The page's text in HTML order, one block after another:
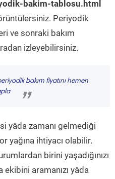
bakim-tablosu.html
Periyodik
ve sonraki bakım
izleyebilirsiniz.
bakım fiyatını hemen
”
yâda zamanı gelmediği
yağına ihtiyacı olabilir.
birini yaşadığınızı
aramanızı yâda